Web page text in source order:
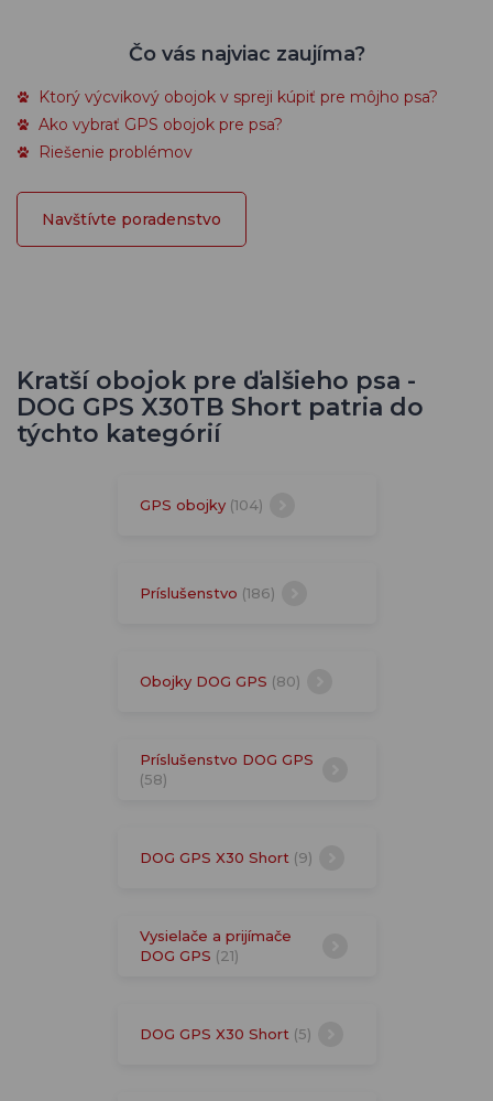
Čo vás najviac zaujíma?
Ktorý výcvikový obojok v spreji kúpiť pre môjho psa?
Ako vybrať GPS obojok pre psa?
Riešenie problémov
Navštívte poradenstvo
Kratší obojok pre ďalšieho psa -
DOG GPS X30TB Short patria do
týchto kategórií
GPS obojky (104)
Príslušenstvo (186)
Obojky DOG GPS (80)
Príslušenstvo DOG GPS
(58)
DOG GPS X30 Short (9)
Vysielače a prijímače
DOG GPS (21)
DOG GPS X30 Short (5)